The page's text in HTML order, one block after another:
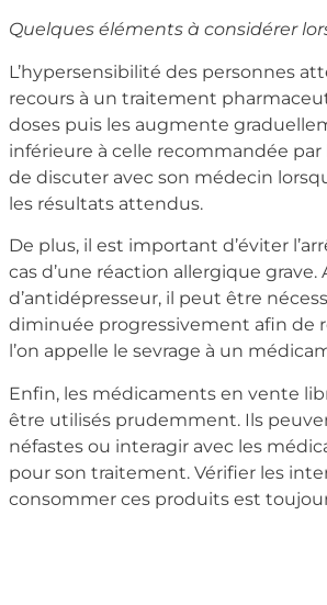
Quelques éléments à considérer
L’hypersensibilité des personnes
recours à un traitement
doses puis les augmente
inférieure à celle recommandée
de discuter avec son médecin
les résultats attendus.
De plus, il est important d’éviter
cas d’une réaction allergique
d’antidépresseur, il peut être
diminuée progressivement afin de
l’on appelle le sevrage à un
Enfin, les médicaments en vente
être utilisés prudemment. Ils
néfastes ou interagir avec les
pour son traitement. Vérifier les
consommer ces produits est